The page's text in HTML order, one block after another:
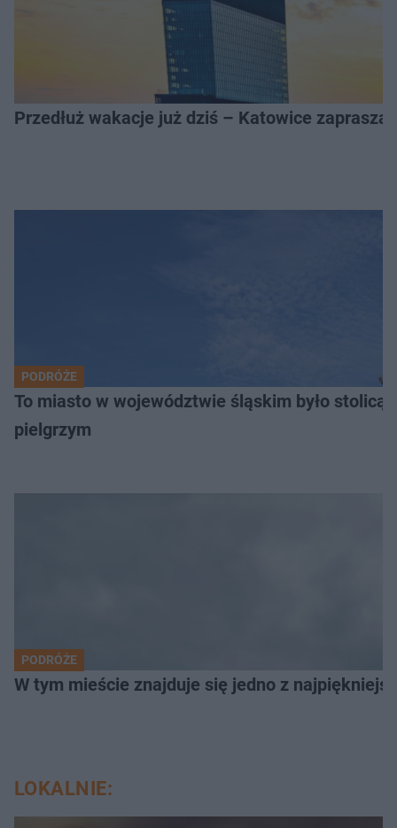
Przedłuż wakacje już dziś – Katowice
PODRÓŻE
To miasto w województwie śląskim było
pielgrzym
PODRÓŻE
W tym mieście znajduje się jedno z
LOKALNIE: